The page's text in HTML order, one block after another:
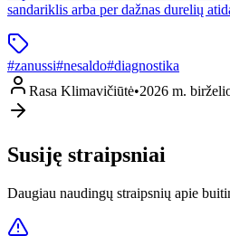
sandariklis arba per dažnas durelių
#zanussi#nesaldo#diagnostika
Rasa Klimavičiūtė•2026 m.
Susiję straipsniai
Daugiau naudingų straipsnių apie